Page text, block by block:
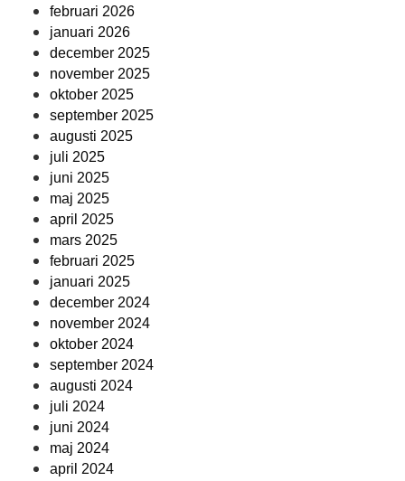
februari 2026
januari 2026
december 2025
november 2025
oktober 2025
september 2025
augusti 2025
juli 2025
juni 2025
maj 2025
april 2025
mars 2025
februari 2025
januari 2025
december 2024
november 2024
oktober 2024
september 2024
augusti 2024
juli 2024
juni 2024
maj 2024
april 2024